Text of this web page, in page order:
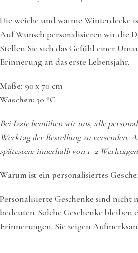
Die weiche und warme Winterdecke
Auf Wunsch personalisieren wir die
Stellen Sie sich das Gefühl einer
Erinnerung an das erste Lebensjahr.
Maße: 90 x 70 cm
Waschen: 30 °C
Bei Izzie bemühen wir uns, alle
Werktag der Bestellung zu
spätestens innerhalb von 1–2
Warum ist ein personalisiertes
Personalisierte Geschenke sind
bedeuten. Solche Geschenke
Erinnerungen. Sie zeigen